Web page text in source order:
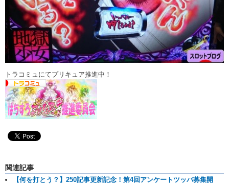
トラコミュにてプリキュア推進中！
関連記事
【何を打とう？】250記事更新記念！第4回アンケートツッパ募集開